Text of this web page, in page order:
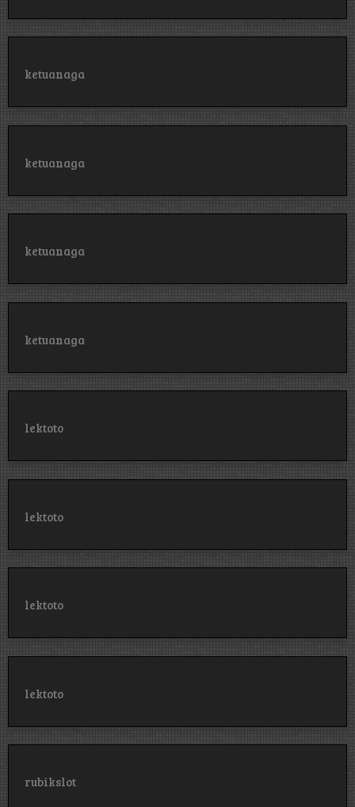
ketuanaga
ketuanaga
ketuanaga
ketuanaga
lektoto
lektoto
lektoto
lektoto
rubikslot